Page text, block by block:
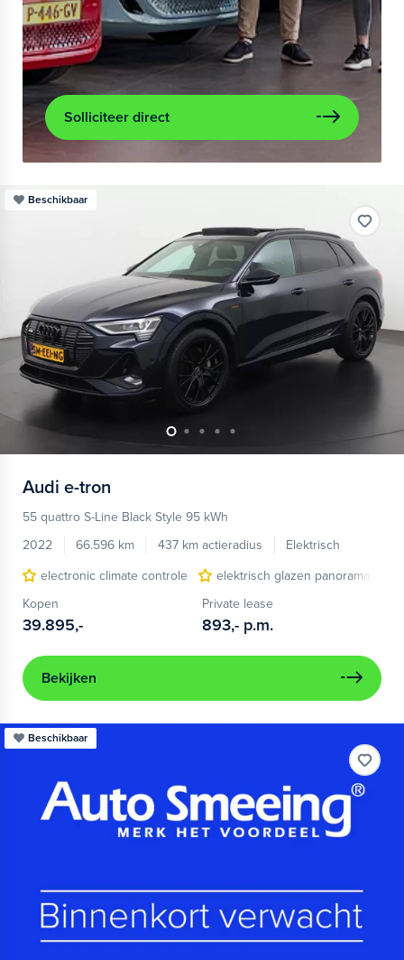
Solliciteer direct
Beschikbaar
Audi e-tron
55 quattro S-Line Black Style 95 kWh
2022
66.596 km 437 km actieradius
Elektrisch
electronic climate controle
elektrisch glazen panorama-dak
Kopen
39.895,-
Private lease
893,- p.m.
Bekijken
Beschikbaar